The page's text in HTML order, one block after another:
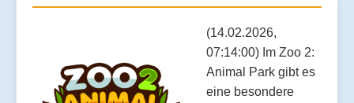
(14.02.2026,
07:14:00) Im Zoo 2:
Animal Park gibt es
eine besondere